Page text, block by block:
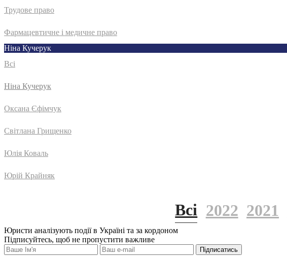
Трудове право
Фармацевтичне і медичне право
Ніна Кучерук
Всі
Ніна Кучерук
Оксана Єфімчук
Світлана Грищенко
Юлія Коваль
Юрій Крайняк
Всі 2021
2022
Юристи аналізують події в Україні та за кордоном
Підписуйтесь, щоб не пропустити важливе
Підписатись